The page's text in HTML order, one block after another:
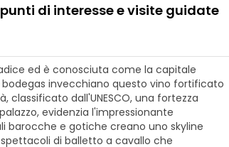
di interesse e visite guidate
ed è conosciuta come la capitale
invecchiano questo vino fortificato
classificato dall'UNESCO, una fortezza
evidenzia l'impressionante
barocche e gotiche creano uno skyline
spettacoli di balletto a cavallo che